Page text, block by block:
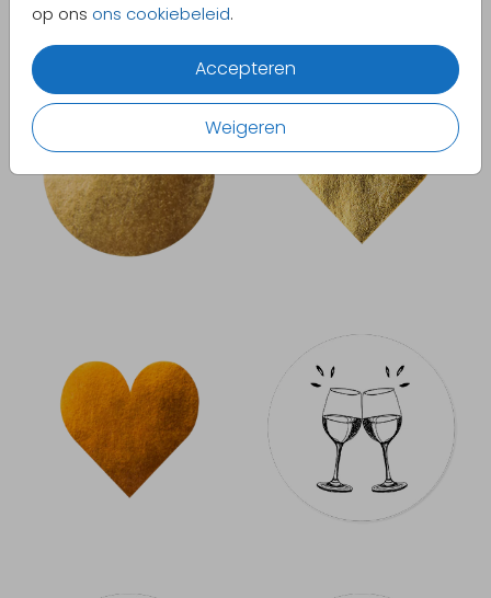
op ons ons cookiebeleid.
Accepteren
Weigeren